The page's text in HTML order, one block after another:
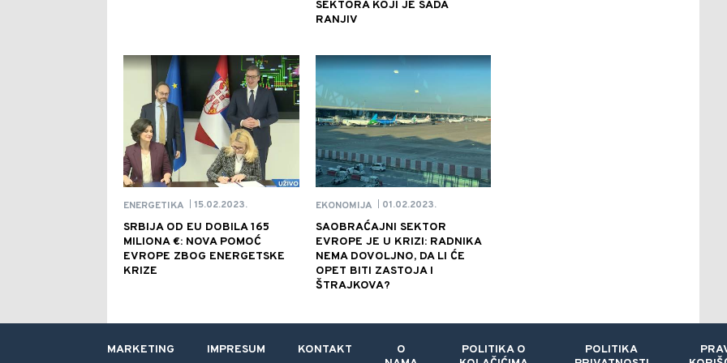
SEKTORA KOJI JE SADA
RANJIV
ENERGETIKA 15.02.2023.
SRBIJA OD EU DOBILA 165
MILIONA €: NOVA POMOĆ
EVROPE ZBOG ENERGETSKE
KRIZE
EKONOMIJA 01.02.2023.
SAOBRAĆAJNI SEKTOR
EVROPE JE U KRIZI: RADNIKA
NEMA DOVOLJNO, DA LI ĆE
OPET BITI ZASTOJA I
ŠTRAJKOVA?
MARKETING IMPRESUM KONTAKT
O
POLITIKA O
POLITIKA